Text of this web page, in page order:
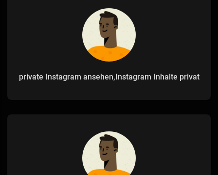
private Instagram ansehen,Instagram Inhalte privat